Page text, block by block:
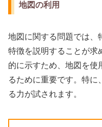
地図の利用
地図に関する問題では、
特徴を説明することが求
的に示すため、地図を使
るために重要です。特に
る力が試されます。